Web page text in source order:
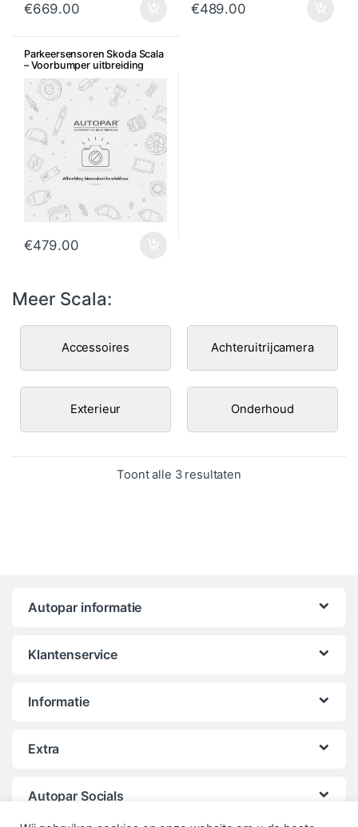
€669.00 €489.00
Parkeersensoren Skoda Scala
– Voorbumper uitbreiding
€479.00
Meer Scala:
Accessoires Achteruitrijcamera
Exterieur Onderhoud
Toont alle 3 resultatenGesorteerd op
Autopar informatie
Klantenservice
Informatie
Extra
Autopar Socials